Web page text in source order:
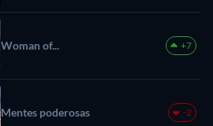
Woman of... +7
Mentes poderosas -2